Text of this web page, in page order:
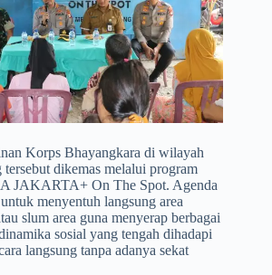
Korps Bhayangkara di wilayah
dikemas melalui program
JAKARTA+ On The Spot. Agenda
menyentuh langsung area
slum area guna menyerap berbagai
sosial yang tengah dihadapi
langsung tanpa adanya sekat